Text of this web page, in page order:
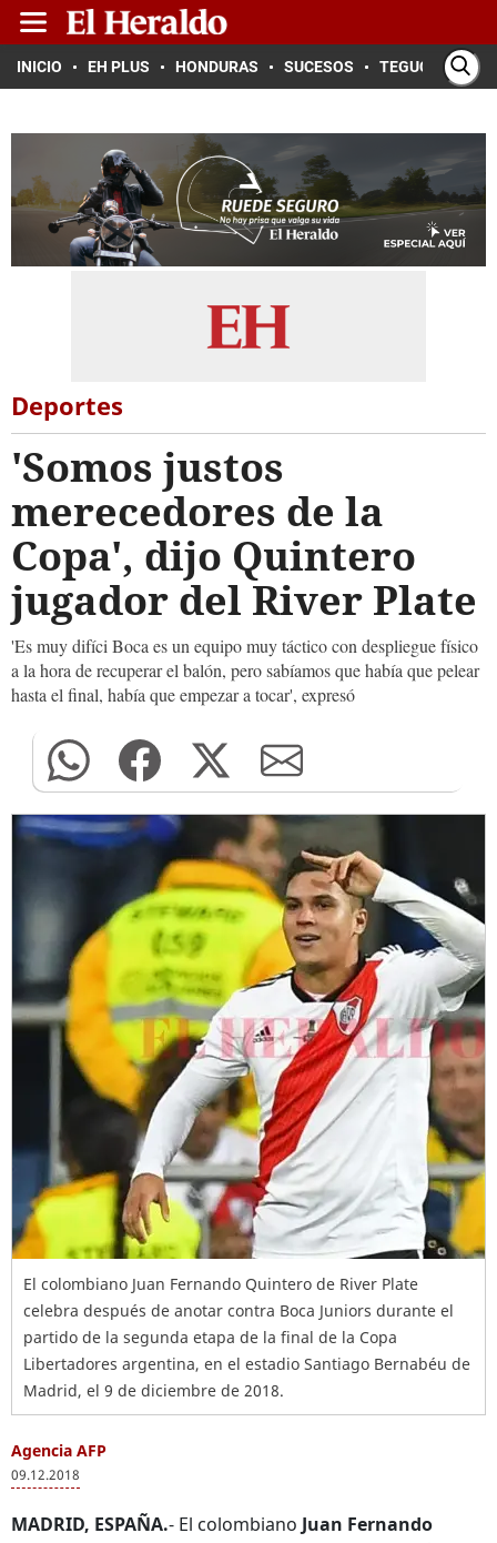
INICIO EH PLUS HONDURAS SUCESOS TEGUCIGALPA
Deportes
'Somos justos
merecedores de la
Copa', dijo Quintero
jugador del River Plate
'Es muy difíci Boca es un equipo muy táctico con despliegue físico
a la hora de recuperar el balón, pero sabíamos que había que pelear
hasta el final, había que empezar a tocar', expresó
El colombiano Juan Fernando Quintero de River Plate
celebra después de anotar contra Boca Juniors durante el
partido de la segunda etapa de la final de la Copa
Libertadores argentina, en el estadio Santiago Bernabéu de
Madrid, el 9 de diciembre de 2018.
Agencia AFP
09.12.2018
MADRID, ESPAÑA.- El colombiano Juan Fernando